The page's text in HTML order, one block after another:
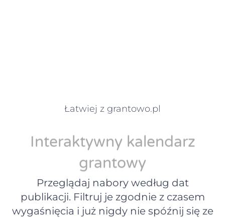
Łatwiej z grantowo.pl
Interaktywny kalendarz
grantowy
Przeglądaj nabory według dat
publikacji. Filtruj je zgodnie z czasem
wygaśnięcia i już nigdy nie spóźnij się ze